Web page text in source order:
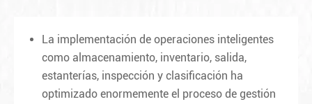
La implementación de operaciones inteligentes
como almacenamiento, inventario, salida,
estanterías, inspección y clasificación ha
optimizado enormemente el proceso de gestión